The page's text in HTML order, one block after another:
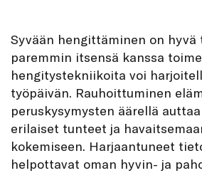
Syvään hengittäminen on hyvä
paremmin itsensä kanssa
hengitystekniikoita voi
työpäivän. Rauhoittuminen
peruskysymysten äärellä
erilaiset tunteet ja
kokemiseen. Harjaantuneet
helpottavat oman hyvin- ja